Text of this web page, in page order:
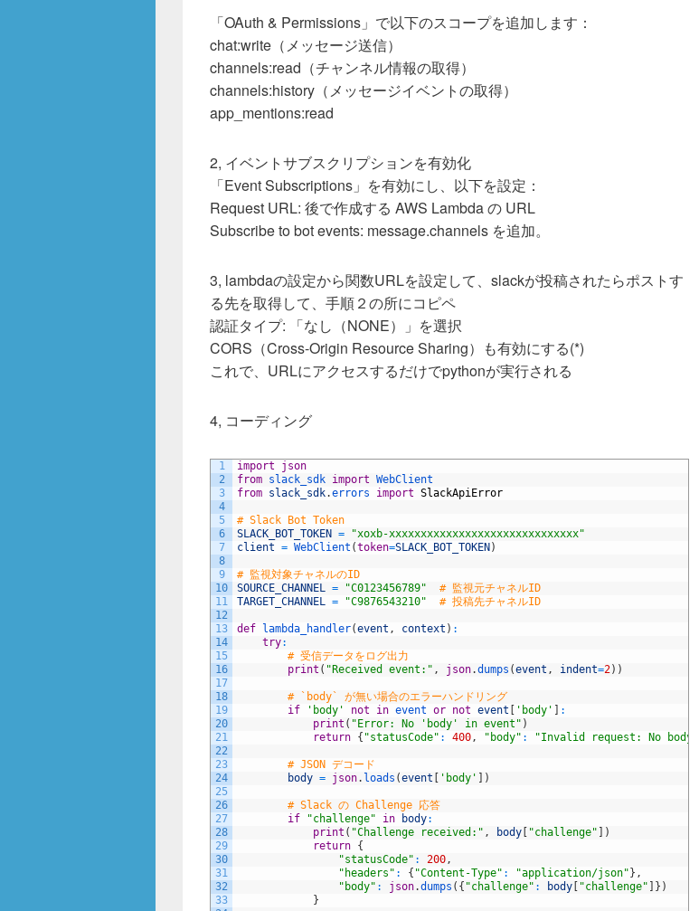
「OAuth & Permissions」で以下のスコープを追加します：
chat:write（メッセージ送信）
channels:read（チャンネル情報の取得）
channels:history（メッセージイベントの取得）
app_mentions:read
2, イベントサブスクリプションを有効化
「Event Subscriptions」を有効にし、以下を設定：
Request URL: 後で作成する AWS Lambda の URL
Subscribe to bot events: message.channels を追加。
3, lambdaの設定から関数URLを設定して、slackが投稿されたらポストす
る先を取得して、手順２の所にコピペ
認証タイプ: 「なし（NONE）」を選択
CORS（Cross-Origin Resource Sharing）も有効にする(*)
これで、URLにアクセスするだけでpythonが実行される
4, コーディング
1
2
3
4
5
6
7
8
9
10
11
12
13
14
15
16
17
18
19
20
21
22
23
24
25
26
27
28
29
30
31
32
33
import
json
from slack_sdk import WebClient
from slack_sdk.errors import SlackApiError
# Slack Bot Token
SLACK_BOT_TOKEN =
"xoxb-xxxxxxxxxxxxxxxxxxxxxxxxxxxxxx"
client = WebClient (token=SLACK_BOT_TOKEN)
# 監視対象チャネルのID
SOURCE_CHANNEL = "C0123456789"
# 監視元チャネルID
TARGET_CHANNEL = "C9876543210" # 投稿先チャネルID
def lambda_handler(event , context ) :
try:
# 受信データをログ出力
print ( "Received event:" , json.dumps (event , indent=2) )
# `body` が無い場合のエラーハンドリング
if
'body' not in event or not event [ 'body' ] :
print ( "Error: No 'body' in event" )
return { "statusCode" : 400, "body" : "Invalid request: No body"
# JSON デコード
body = json. loads (event [ 'body' ] )
# Slack の Challenge 応答
if
"challenge" in body:
print ( "Challenge received:" , body [ "challenge" ] )
return {
"statusCode" : 200,
"headers" : { "Content-Type" : "application/json"} ,
"body" : json.dumps ( { "challenge" : body [ "challenge" ] } )
}